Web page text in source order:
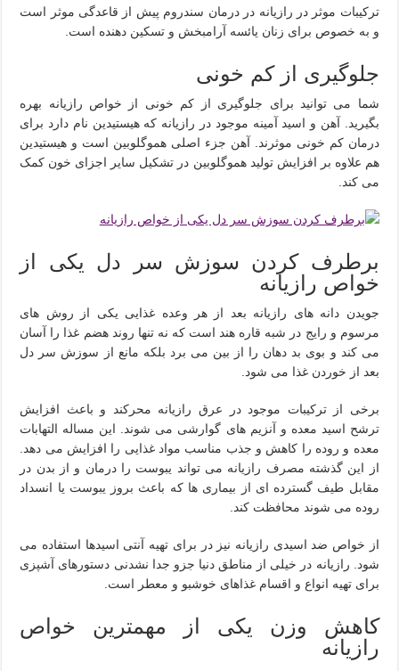
ترکیبات موثر در رازیانه در درمان سندروم پیش از قاعدگی موثر است
و به خصوص برای زنان یائسه آرامبخش و تسکین دهنده است.
جلوگیری از کم خونی
شما می توانید برای جلوگیری از کم خونی از خواص رازیانه بهره
بگیرید. آهن و اسید آمینه موجود در رازیانه که هیستیدین نام دارد برای
درمان کم خونی موثرند. آهن جزء اصلی هموگلوبین است و هیستیدین
هم علاوه بر افزایش تولید هموگلوبین در تشکیل سایر اجزای خون کمک
می کند.
برطرف کردن سوزش سر دل یکی از
خواص رازیانه
جویدن دانه های رازیانه بعد از هر وعده غذایی یکی از روش های
مرسوم و رایج در شبه قاره هند است که نه تنها روند هضم غذا را آسان
می کند و بوی بد دهان را از بین می برد بلکه مانع از سوزش سر دل
بعد از خوردن غذا می شود.
برخی از ترکیبات موجود در عرق رازیانه محرکند و باعث افزایش
ترشح اسید معده و آنزیم های گوارشی می شوند. این مساله التهابات
معده و روده را کاهش و جذب مناسب مواد غذایی را افزایش می دهد.
از این گذشته مصرف رازیانه می تواند یبوست را درمان و از بدن در
مقابل طیف گسترده ای از بیماری ها که باعث بروز یبوست یا انسداد
روده می شوند محافظت کند.
از خواص ضد اسیدی رازیانه نیز در برای تهیه آنتی اسیدها استفاده می
شود. رازیانه در خیلی از مناطق دنیا جزو جدا نشدنی دستورهای آشپزی
برای تهیه انواع و اقسام غذاهای خوشبو و معطر است.
کاهش وزن یکی از مهمترین خواص
رازیانه